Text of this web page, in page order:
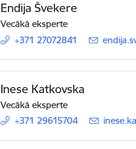
Endija Švekere
Vecākā eksperte
+371 27072841
E-pasts:
Inese Katkovska
Vecākā eksperte
+371 29615704
E-pasts: